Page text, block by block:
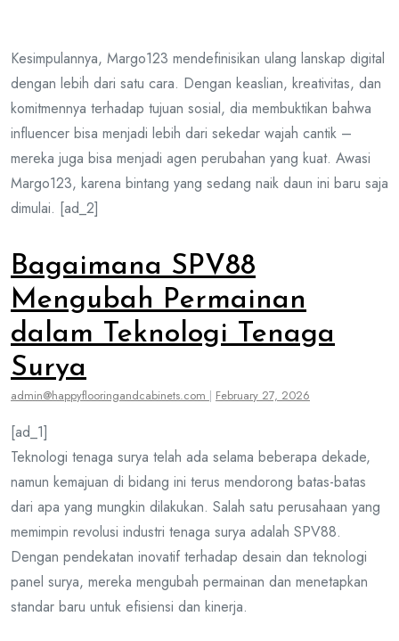
Kesimpulannya, Margo123 mendefinisikan ulang lanskap digital
dengan lebih dari satu cara. Dengan keaslian, kreativitas, dan
komitmennya terhadap tujuan sosial, dia membuktikan bahwa
influencer bisa menjadi lebih dari sekedar wajah cantik –
mereka juga bisa menjadi agen perubahan yang kuat. Awasi
Margo123, karena bintang yang sedang naik daun ini baru saja
dimulai. [ad_2]
Bagaimana SPV88
Mengubah Permainan
dalam Teknologi Tenaga
Surya
admin@happyflooringandcabinets.com | February 27, 2026
[ad_1]
Teknologi tenaga surya telah ada selama beberapa dekade,
namun kemajuan di bidang ini terus mendorong batas-batas
dari apa yang mungkin dilakukan. Salah satu perusahaan yang
memimpin revolusi industri tenaga surya adalah SPV88.
Dengan pendekatan inovatif terhadap desain dan teknologi
panel surya, mereka mengubah permainan dan menetapkan
standar baru untuk efisiensi dan kinerja.